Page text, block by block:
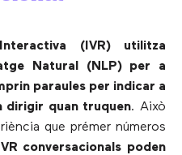
(IVR) utilitza
Natural (NLP) per a
paraules per indicar a
dirigir quan truquen. Això
que prémer números
conversacionals poden